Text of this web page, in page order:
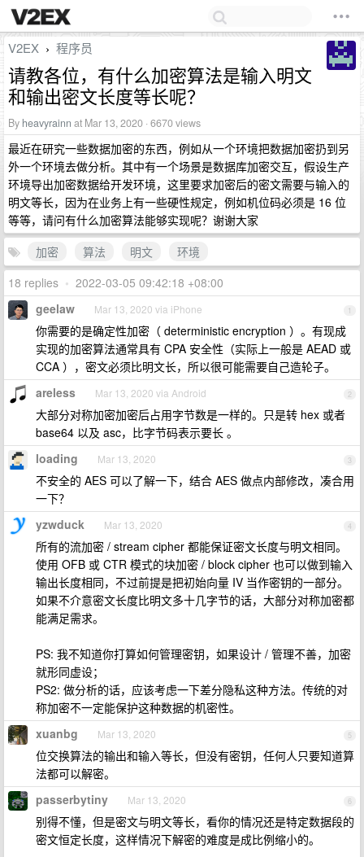
V2EX › 程序员
请教各位，有什么加密算法是输入明文
和输出密文长度等长呢？
By heavyrainn at Mar 13, 2020 · 6670 views
最近在研究一些数据加密的东西，例如从一个环境把数据加密扔到另
外一个环境去做分析。其中有一个场景是数据库加密交互，假设生产
环境导出加密数据给开发环境，这里要求加密后的密文需要与输入的
明文等长，因为在业务上有一些硬性规定，例如机位码必须是 16 位
等等，请问有什么加密算法能够实现呢？谢谢大家
加密
算法 明文
环境
18 replies • 2022-03-05 09:42:18 +08:00
1
geelaw Mar 13, 2020 via iPhone
你需要的是确定性加密（ deterministic encryption ）。有现成
实现的加密算法通常具有 CPA 安全性（实际上一般是 AEAD 或
CCA ），密文必须比明文长，所以很可能需要自己造轮子。
2
areless Mar 13, 2020 via Android
大部分对称加密加密后占用字节数是一样的。只是转 hex 或者
base64 以及 asc，比字节码表示要长 。
3
loading Mar 13, 2020
不安全的 AES 可以了解一下，结合 AES 做点内部修改，凑合用
一下？
4
yzwduck Mar 13, 2020
所有的流加密 / stream cipher 都能保证密文长度与明文相同。
使用 OFB 或 CTR 模式的块加密 / block cipher 也可以做到输入
输出长度相同，不过前提是把初始向量 IV 当作密钥的一部分。
如果不介意密文长度比明文多十几字节的话，大部分对称加密都
能满足需求。
PS: 我不知道你打算如何管理密钥，如果设计 / 管理不善，加密
就形同虚设；
PS2: 做分析的话，应该考虑一下差分隐私这种方法。传统的对
称加密不一定能保护这种数据的机密性。
5
xuanbg Mar 13, 2020
位交换算法的输出和输入等长，但没有密钥，任何人只要知道算
法都可以解密。
6
passerbytiny Mar 13, 2020
别得不懂，但是密文与明文等长，看你的情况还是特定数据段的
密文恒定长度，这样情况下解密的难度是成比例缩小的。